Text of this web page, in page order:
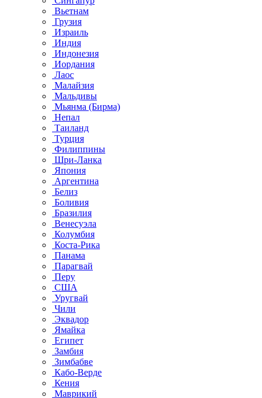
Вьетнам
Грузия
Израиль
Индия
Индонезия
Иордания
Лаос
Малайзия
Мальдивы
Мьянма (Бирма)
Непал
Таиланд
Турция
Филиппины
Шри-Ланка
Япония
Аргентина
Белиз
Боливия
Бразилия
Венесуэла
Колумбия
Коста-Рика
Панама
Парагвай
Перу
США
Уругвай
Чили
Эквадор
Ямайка
Египет
Замбия
Зимбабве
Кабо-Верде
Кения
Маврикий